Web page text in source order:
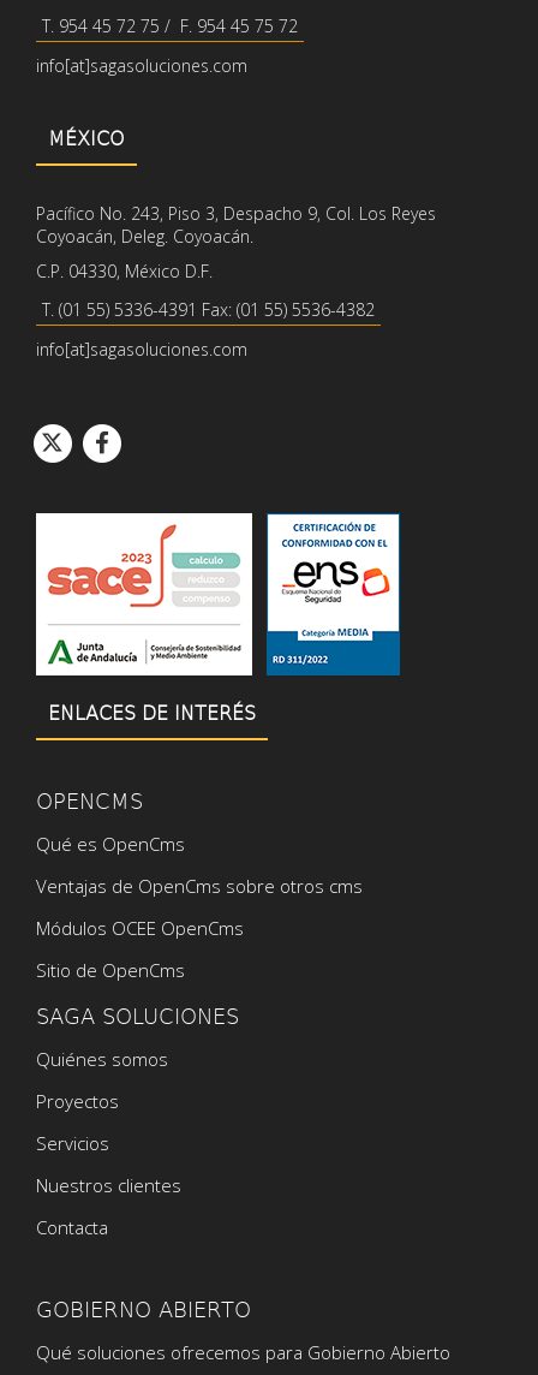
T. 954 45 72 75 / F. 954 45 75 72
info[at]sagasoluciones.com
MÉXICO
Pacífico No. 243, Piso 3, Despacho 9, Col. Los Reyes
Coyoacán, Deleg. Coyoacán.
C.P. 04330, México D.F.
T. (01 55) 5336-4391 Fax: (01 55) 5536-4382
info[at]sagasoluciones.com
Icono de
Icono de Twitter
Icono de
Icono de Facebook
ENLACES DE INTERÉS
OPENCMS
Qué es OpenCms
Ventajas de OpenCms sobre otros cms
Módulos OCEE OpenCms
Sitio de OpenCms
SAGA SOLUCIONES
Quiénes somos
Proyectos
Servicios
Nuestros clientes
Contacta
GOBIERNO ABIERTO
Qué soluciones ofrecemos para Gobierno Abierto